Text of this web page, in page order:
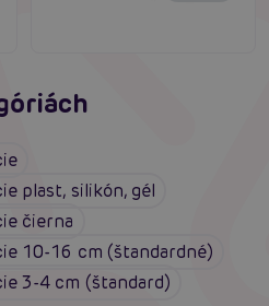
plast, silikón, gél
čierna
10-16 cm (štandardné)
3-4 cm (štandard)